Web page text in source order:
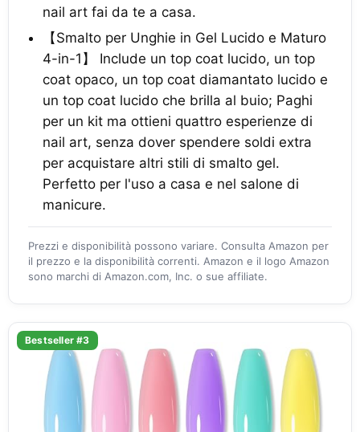
nail art fai da te a casa.
【Smalto per Unghie in Gel Lucido e Maturo
4-in-1】 Include un top coat lucido, un top
coat opaco, un top coat diamantato lucido e
un top coat lucido che brilla al buio; Paghi
per un kit ma ottieni quattro esperienze di
nail art, senza dover spendere soldi extra
per acquistare altri stili di smalto gel.
Perfetto per l'uso a casa e nel salone di
manicure.
Prezzi e disponibilità possono variare. Consulta Amazon per
il prezzo e la disponibilità correnti. Amazon e il logo Amazon
sono marchi di Amazon.com, Inc. o sue affiliate.
Bestseller #3